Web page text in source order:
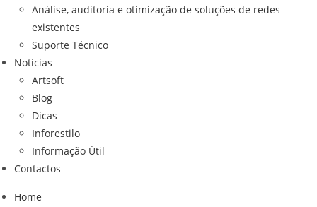
Análise, auditoria e otimização de soluções de redes
existentes
Suporte Técnico
Notícias
Artsoft
Blog
Dicas
Inforestilo
Informação Útil
Contactos
Home